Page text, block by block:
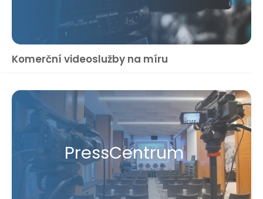
Komerční videoslužby na míru
Press​Centrum